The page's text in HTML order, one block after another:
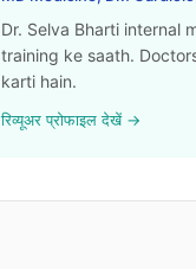
Dr. Selva Bharti internal
training ke saath.
karti hain.
रिव्यूअर प्रोफाइल देखें →